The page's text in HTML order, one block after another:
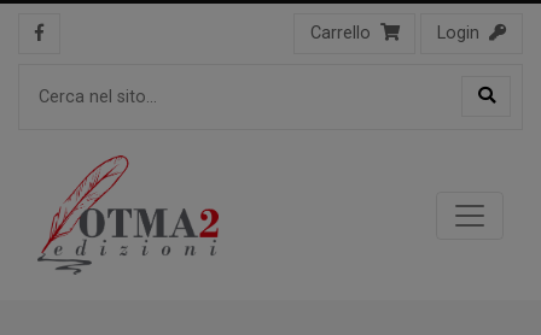
Carrello Login